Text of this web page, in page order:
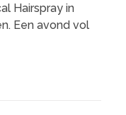
Hairspray in
Een avond vol